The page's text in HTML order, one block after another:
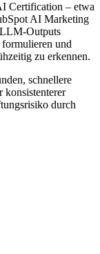
Certification – etwa
AI Marketing
Outputs
formulieren und
zu erkennen.
schnellere
konsistenterer
durch